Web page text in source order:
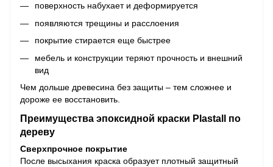
поверхность набухает и деформируется
появляются трещины и расслоения
покрытие стирается еще быстрее
мебель и конструкции теряют прочность и внешний
вид
Чем дольше древесина без защиты – тем сложнее и
дороже ее восстановить.
Преимущества эпоксидной краски Plastall по
дереву
Сверхпрочное покрытие
После высыхания краска образует плотный защитный